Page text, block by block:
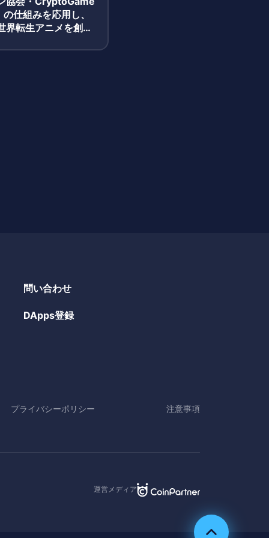
仕組みを応用し、
界転生アニメを創作
問い合わせ
DApps登録
プライバシーポリシー 注意事項
運営メディア